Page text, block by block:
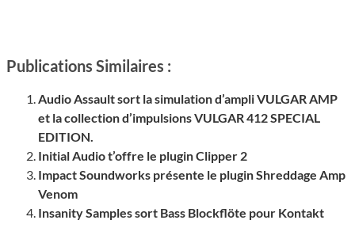
Publications Similaires :
Audio Assault sort la simulation d’ampli VULGAR AMP
et la collection d’impulsions VULGAR 412 SPECIAL
EDITION.
Initial Audio t’offre le plugin Clipper 2
Impact Soundworks présente le plugin Shreddage Amp
Venom
Insanity Samples sort Bass Blockflöte pour Kontakt